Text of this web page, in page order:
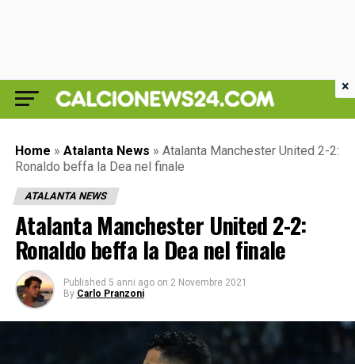
Home » Atalanta News » Atalanta Manchester United 2-2:
Ronaldo beffa la Dea nel finale
ATALANTA NEWS
Atalanta Manchester United 2-2:
Ronaldo beffa la Dea nel finale
Published 5 anni ago on 2 Novembre 2021
By Carlo Pranzoni
×